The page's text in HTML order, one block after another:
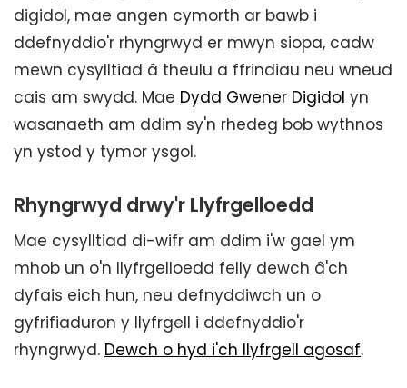
digidol, mae angen cymorth ar bawb i
ddefnyddio'r rhyngrwyd er mwyn siopa, cadw
mewn cysylltiad â theulu a ffrindiau neu wneud
cais am swydd. Mae Dydd Gwener Digidol yn
wasanaeth am ddim sy'n rhedeg bob wythnos
yn ystod y tymor ysgol.
Rhyngrwyd drwy'r Llyfrgelloedd
Mae cysylltiad di-wifr am ddim i'w gael ym
mhob un o'n llyfrgelloedd felly dewch â'ch
dyfais eich hun, neu defnyddiwch un o
gyfrifiaduron y llyfrgell i ddefnyddio'r
rhyngrwyd. Dewch o hyd i'ch llyfrgell agosaf.